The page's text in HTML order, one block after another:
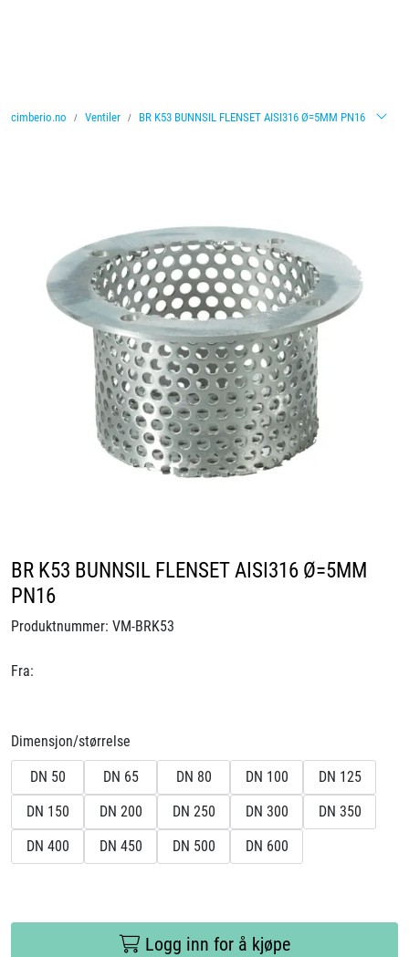
cimberio.no Ventiler BR K53 BUNNSIL FLENSET AISI316 Ø=5MM PN16
BR K53 BUNNSIL FLENSET AISI316 Ø=5MM
PN16
Produktnummer: VM-BRK53
Fra:
Dimensjon/størrelse
DN 50 DN 65 DN 80 DN 100
DN 125
DN 150
DN 200 DN 250 DN 300
DN 350
DN 400
DN 450 DN 500 DN 600
Logg inn for å kjøpe
Vannbehandling
Nyheter
Om oss
Blogg
Miljø og bærekraft
Salgsbetingelser